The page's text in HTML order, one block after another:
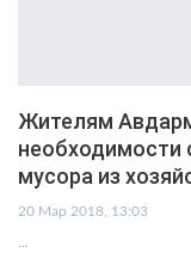
Жителям
необходимости
мусора из
20 Мар 2018, 13:03
…